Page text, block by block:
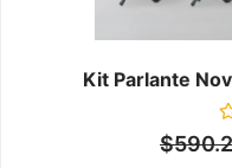
Kit Parlante
en
$